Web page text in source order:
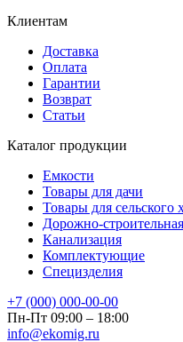
Клиентам
Доставка
Оплата
Гарантии
Возврат
Статьи
Каталог продукции
Емкости
Товары для дачи
Товары для сельского
Дорожно-
Канализация
Комплектующие
Специзделия
+7 (000) 000-00-00
Пн-Пт 09:00 – 18:00
info@ekomig.ru